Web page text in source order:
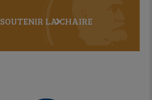
SOUTENIR LA CHAIRE